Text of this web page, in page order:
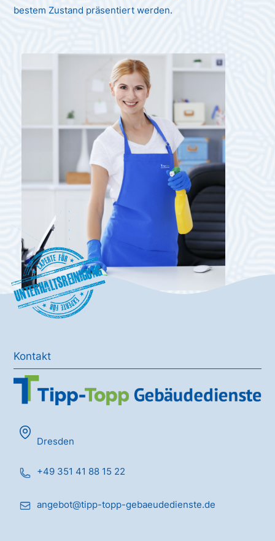
bestem Zustand präsentiert werden.
Unterhaltsreinigung
Kontakt
Dresden
+49 351 41 88 15 22
angebot@tipp-topp-gebaeudedienste.de